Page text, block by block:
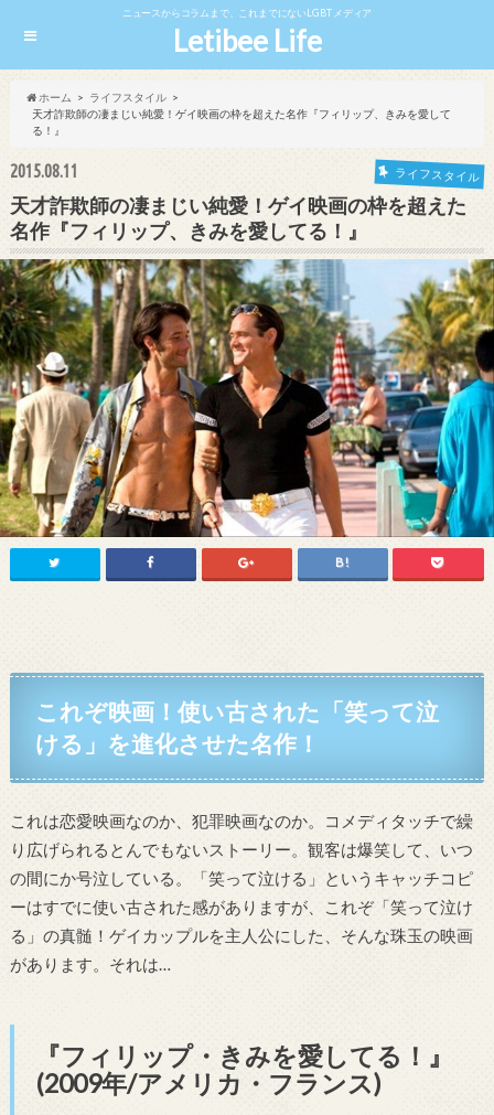
ニュースからコラムまで、これまでにないLGBTメディア
Letibee Life
ホーム
ライフスタイル
天才詐欺師の凄まじい純愛！ゲイ映画の枠を超えた名作『フィリップ、きみを愛して
る！』
2015.08.11 ライフスタイル
天才詐欺師の凄まじい純愛！ゲイ映画の枠を超えた
名作『フィリップ、きみを愛してる！』
これぞ映画！使い古された「笑って泣
ける」を進化させた名作！
これは恋愛映画なのか、犯罪映画なのか。コメディタッチで繰
り広げられるとんでもないストーリー。観客は爆笑して、いつ
の間にか号泣している。「笑って泣ける」というキャッチコピ
ーはすでに使い古された感がありますが、これぞ「笑って泣け
る」の真髄！ゲイカップルを主人公にした、そんな珠玉の映画
があります。それは…
『フィリップ・きみを愛してる！』
(2009年/アメリカ・フランス)